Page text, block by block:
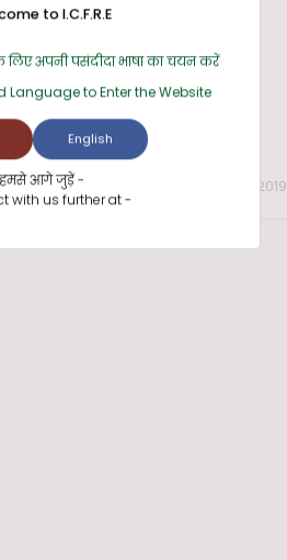
बार समीक्षा और अद्यतन की तिथि: 20 Jun 2019
to I.C.F.R.E
अपनी पसंदीदा भाषा का चयन करें
Language to Enter the Website
English
हमसे आगे जुड़ें -
with us further at -